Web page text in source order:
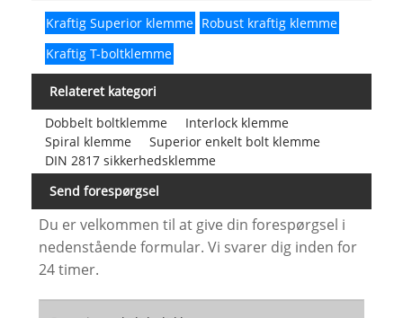
Kraftig Superior klemme Robust kraftig klemme
Kraftig T-boltklemme
Relateret kategori
Dobbelt boltklemme
Interlock klemme
Spiral klemme
Superior enkelt bolt klemme
DIN 2817 sikkerhedsklemme
Send forespørgsel
Du er velkommen til at give din forespørgsel i
nedenstående formular. Vi svarer dig inden for
24 timer.